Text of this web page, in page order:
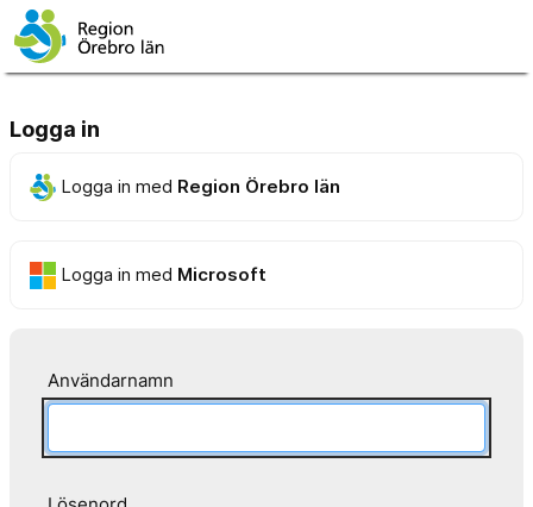
Logga in
Logga in med Region Örebro län
Logga in med Microsoft
Användarnamn